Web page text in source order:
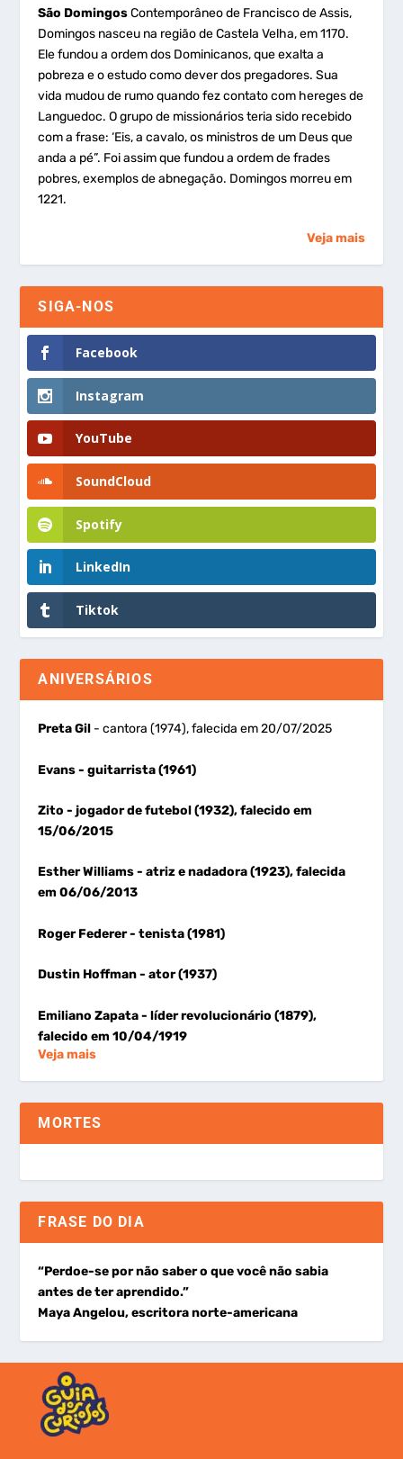
São DomingosContemporâneo de Francisco de Assis,
Domingos nasceu na região de Castela Velha, em 1170.
Ele fundou a ordem dos Dominicanos, que exalta a
pobreza e o estudo como dever dos pregadores. Sua
vida mudou de rumo quando fez contato com hereges de
Languedoc. O grupo de missionários teria sido recebido
com a frase: ‘Eis, a cavalo, os ministros de um Deus que
anda a pé”. Foi assim que fundou a ordem de frades
pobres, exemplos de abnegação. Domingos morreu em
1221.
Veja mais
SIGA-NOS
Facebook
Instagram
YouTube
SoundCloud
Spotify
LinkedIn
Tiktok
ANIVERSÁRIOS
Preta Gil - cantora (1974), falecida em 20/07/2025
Evans- guitarrista (1961)
Zito- jogador de futebol (1932), falecido em
15/06/2015
Esther Williams- atriz e nadadora (1923), falecida
em 06/06/2013
Roger Federer- tenista (1981)
Dustin Hoffman- ator (1937)
Emiliano Zapata- líder revolucionário (1879),
falecido em 10/04/1919
Veja mais
MORTES
FRASE DO DIA
“Perdoe-se por não saber o que você não sabia
antes de ter aprendido.”
Maya Angelou, escritora norte-americana